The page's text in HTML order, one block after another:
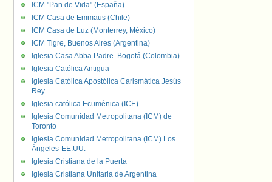
ICM "Pan de Vida" (España)
ICM Casa de Emmaus (Chile)
ICM Casa de Luz (Monterrey, México)
ICM Tigre, Buenos Aires (Argentina)
Iglesia Casa Abba Padre. Bogotá (Colombia)
Iglesia Católica Antigua
Iglesia Católica Apostólica Carismática Jesús
Rey
Iglesia católica Ecuménica (ICE)
Iglesia Comunidad Metropolitana (ICM) de
Toronto
Iglesia Comunidad Metropolitana (ICM) Los
Ángeles-EE.UU.
Iglesia Cristiana de la Puerta
Iglesia Cristiana Unitaria de Argentina